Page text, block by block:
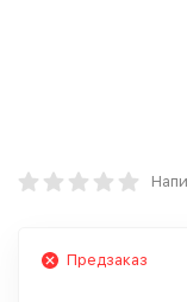
Предзаказ